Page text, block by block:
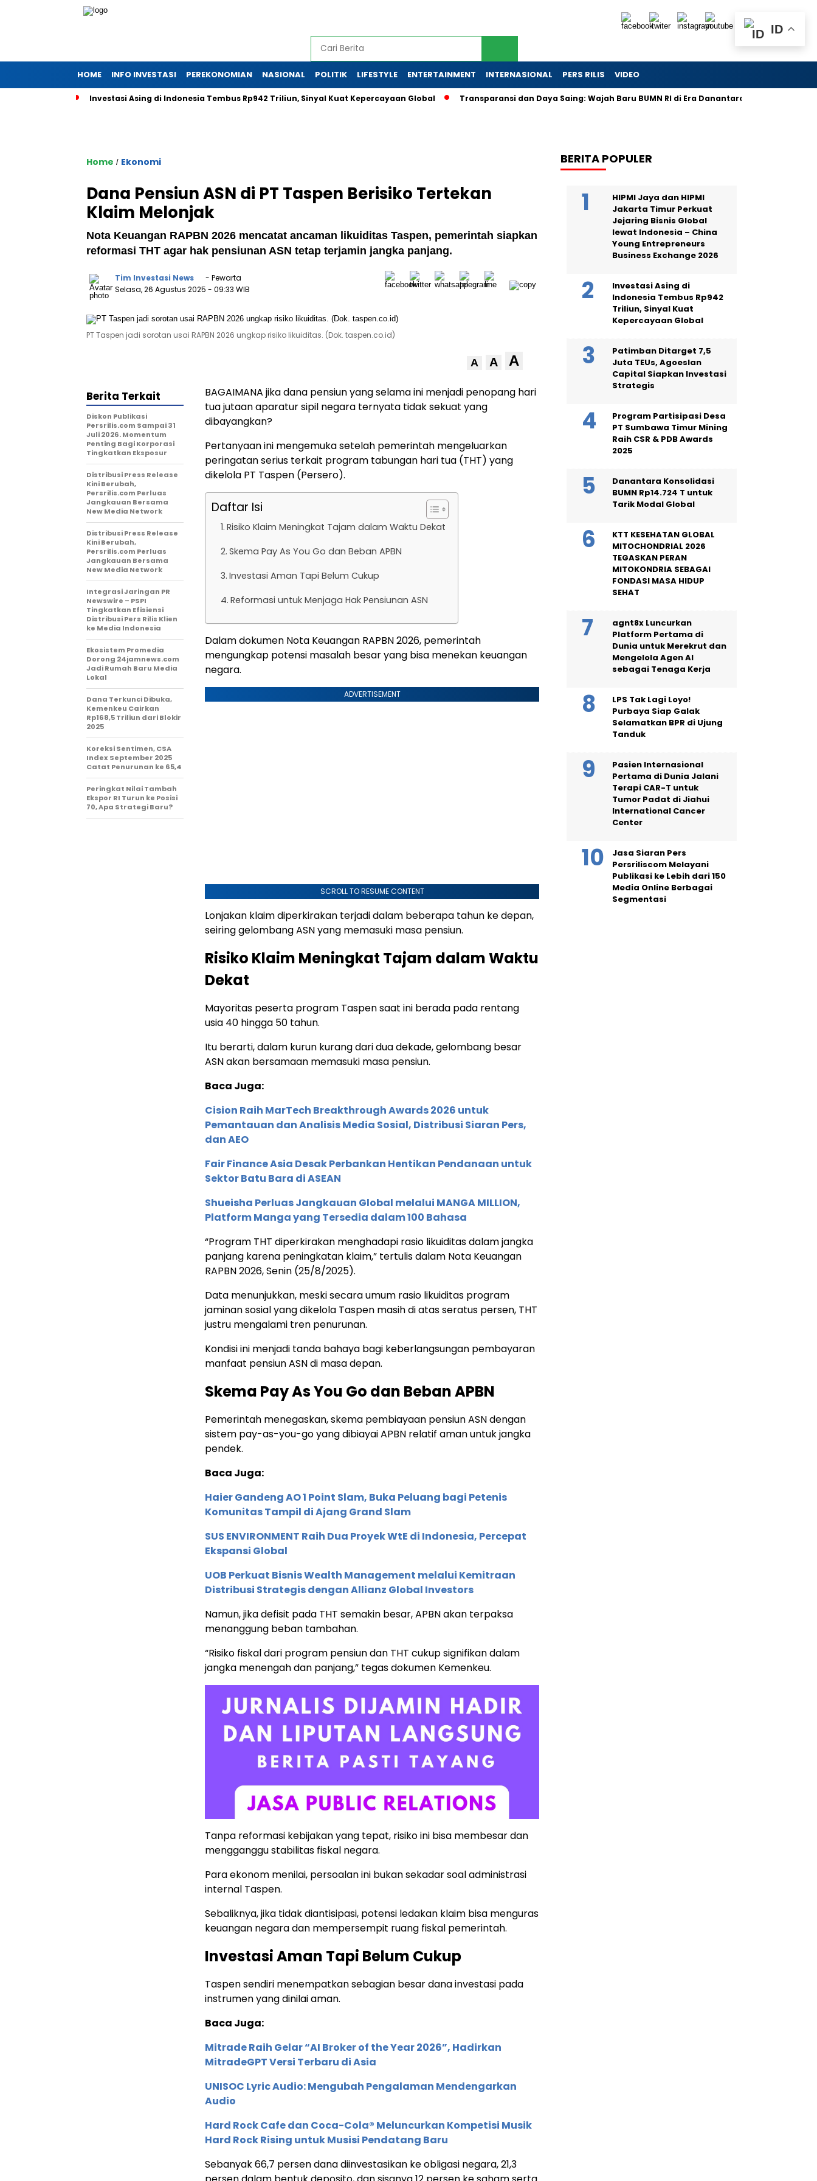
HOME INFO INVESTASI PEREKONOMIAN NASIONAL POLITIK LIFESTYLE ENTERTAINMENT INTERNASIONAL PERS RILIS VIDEO
Investasi Asing di Indonesia Tembus Rp942 Triliun, Sinyal Kuat Kepercayaan Global Transparansi dan Daya Saing: Wajah Baru BUMN RI di Era Danantara
Home / Ekonomi
Dana Pensiun ASN di PT Taspen Berisiko Tertekan
Klaim Melonjak
Nota Keuangan RAPBN 2026 mencatat ancaman likuiditas Taspen, pemerintah siapkan
reformasi THT agar hak pensiunan ASN tetap terjamin jangka panjang.
Tim Investasi News
- Pewarta
Selasa, 26 Agustus 2025 - 09:33 WIB
PT Taspen jadi sorotan usai RAPBN 2026 ungkap risiko likuiditas. (Dok. taspen.co.id)
A A A
BAGAIMANA jika dana pensiun yang selama ini menjadi penopang hari
tua jutaan aparatur sipil negara ternyata tidak sekuat yang
dibayangkan?
Pertanyaan ini mengemuka setelah pemerintah mengeluarkan
peringatan serius terkait program tabungan hari tua (THT) yang
dikelola PT Taspen (Persero).
Daftar Isi
Risiko Klaim Meningkat Tajam dalam Waktu Dekat
Skema Pay As You Go dan Beban APBN
Investasi Aman Tapi Belum Cukup
Reformasi untuk Menjaga Hak Pensiunan ASN
Dalam dokumen Nota Keuangan RAPBN 2026, pemerintah
mengungkap potensi masalah besar yang bisa menekan keuangan
negara.
ADVERTISEMENT
SCROLL TO RESUME CONTENT
Lonjakan klaim diperkirakan terjadi dalam beberapa tahun ke depan,
seiring gelombang ASN yang memasuki masa pensiun.
Risiko Klaim Meningkat Tajam dalam Waktu
Dekat
Mayoritas peserta program Taspen saat ini berada pada rentang
usia 40 hingga 50 tahun.
Itu berarti, dalam kurun kurang dari dua dekade, gelombang besar
ASN akan bersamaan memasuki masa pensiun.
Baca Juga:
Cision Raih MarTech Breakthrough Awards 2026 untuk
Pemantauan dan Analisis Media Sosial, Distribusi Siaran Pers,
dan AEO
Fair Finance Asia Desak Perbankan Hentikan Pendanaan untuk
Sektor Batu Bara di ASEAN
Shueisha Perluas Jangkauan Global melalui MANGA MILLION,
Platform Manga yang Tersedia dalam 100 Bahasa
“Program THT diperkirakan menghadapi rasio likuiditas dalam jangka
panjang karena peningkatan klaim,” tertulis dalam Nota Keuangan
RAPBN 2026, Senin (25/8/2025).
Data menunjukkan, meski secara umum rasio likuiditas program
jaminan sosial yang dikelola Taspen masih di atas seratus persen, THT
justru mengalami tren penurunan.
Kondisi ini menjadi tanda bahaya bagi keberlangsungan pembayaran
manfaat pensiun ASN di masa depan.
Skema Pay As You Go dan Beban APBN
Pemerintah menegaskan, skema pembiayaan pensiun ASN dengan
sistem pay-as-you-go yang dibiayai APBN relatif aman untuk jangka
pendek.
Baca Juga:
Haier Gandeng AO 1 Point Slam, Buka Peluang bagi Petenis
Komunitas Tampil di Ajang Grand Slam
SUS ENVIRONMENT Raih Dua Proyek WtE di Indonesia, Percepat
Ekspansi Global
UOB Perkuat Bisnis Wealth Management melalui Kemitraan
Distribusi Strategis dengan Allianz Global Investors
Namun, jika defisit pada THT semakin besar, APBN akan terpaksa
menanggung beban tambahan.
“Risiko fiskal dari program pensiun dan THT cukup signifikan dalam
jangka menengah dan panjang,” tegas dokumen Kemenkeu.
Tanpa reformasi kebijakan yang tepat, risiko ini bisa membesar dan
mengganggu stabilitas fiskal negara.
Para ekonom menilai, persoalan ini bukan sekadar soal administrasi
internal Taspen.
Sebaliknya, jika tidak diantisipasi, potensi ledakan klaim bisa menguras
keuangan negara dan mempersempit ruang fiskal pemerintah.
Investasi Aman Tapi Belum Cukup
Taspen sendiri menempatkan sebagian besar dana investasi pada
instrumen yang dinilai aman.
Baca Juga:
Mitrade Raih Gelar “AI Broker of the Year 2026”, Hadirkan
MitradeGPT Versi Terbaru di Asia
UNISOC Lyric Audio: Mengubah Pengalaman Mendengarkan
Audio
Hard Rock Cafe dan Coca-Cola® Meluncurkan Kompetisi Musik
Hard Rock Rising untuk Musisi Pendatang Baru
Sebanyak 66,7 persen dana diinvestasikan ke obligasi negara, 21,3
Berita Terkait
Diskon Publikasi
Persrilis.com Sampai 31
Juli 2026. Momentum
Penting Bagi Korporasi
Tingkatkan Eksposur
Distribusi Press Release
Kini Berubah,
Persrilis.com Perluas
Jangkauan Bersama
New Media Network
Distribusi Press Release
Kini Berubah,
Persrilis.com Perluas
Jangkauan Bersama
New Media Network
Integrasi Jaringan PR
Newswire – PSPI
Tingkatkan Efisiensi
Distribusi Pers Rilis Klien
ke Media Indonesia
Ekosistem Promedia
Dorong 24jamnews.com
Jadi Rumah Baru Media
Lokal
Dana Terkunci Dibuka,
Kemenkeu Cairkan
Rp168,5 Triliun dari Blokir
2025
Koreksi Sentimen, CSA
Index September 2025
Catat Penurunan ke 65,4
Peringkat Nilai Tambah
Ekspor RI Turun ke Posisi
70, Apa Strategi Baru?
BERITA POPULER
HIPMI Jaya dan HIPMI
Jakarta Timur Perkuat
Jejaring Bisnis Global
lewat Indonesia – China
Young Entrepreneurs
Business Exchange 2026
Investasi Asing di
Indonesia Tembus Rp942
Triliun, Sinyal Kuat
Kepercayaan Global
Patimban Ditarget 7,5
Juta TEUs, Agoeslan
Capital Siapkan Investasi
Strategis
Program Partisipasi Desa
PT Sumbawa Timur Mining
Raih CSR & PDB Awards
2025
Danantara Konsolidasi
BUMN Rp14.724 T untuk
Tarik Modal Global
KTT KESEHATAN GLOBAL
MITOCHONDRIAL 2026
TEGASKAN PERAN
MITOKONDRIA SEBAGAI
FONDASI MASA HIDUP
SEHAT
agnt8x Luncurkan
Platform Pertama di
Dunia untuk Merekrut dan
Mengelola Agen AI
sebagai Tenaga Kerja
LPS Tak Lagi Loyo!
Purbaya Siap Galak
Selamatkan BPR di Ujung
Tanduk
Pasien Internasional
Pertama di Dunia Jalani
Terapi CAR-T untuk
Tumor Padat di Jiahui
International Cancer
Center
Jasa Siaran Pers
Persriliscom Melayani
Publikasi ke Lebih dari 150
Media Online Berbagai
Segmentasi
ID